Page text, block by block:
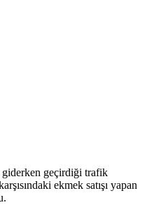
geçirdiği trafik
ekmek satışı yapan